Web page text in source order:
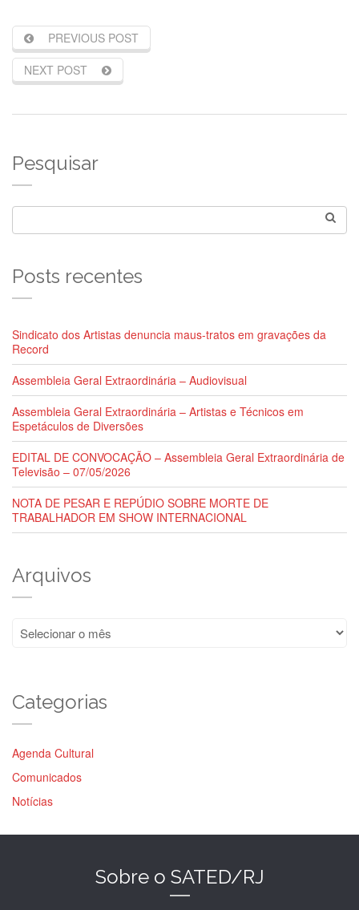
PREVIOUS POST
NEXT POST
Pesquisar
Posts recentes
Sindicato dos Artistas denuncia maus-tratos em gravações da
Record
Assembleia Geral Extraordinária – Audiovisual
Assembleia Geral Extraordinária – Artistas e Técnicos em
Espetáculos de Diversões
EDITAL DE CONVOCAÇÃO – Assembleia Geral Extraordinária de
Televisão – 07/05/2026
NOTA DE PESAR E REPÚDIO SOBRE MORTE DE
TRABALHADOR EM SHOW INTERNACIONAL
Arquivos
Categorias
Agenda Cultural
Comunicados
Notícias
Sobre o SATED/RJ